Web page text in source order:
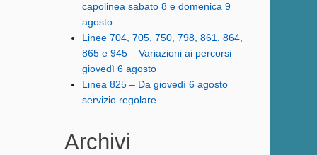
capolinea sabato 8 e domenica 9
agosto
Linee 704, 705, 750, 798, 861, 864,
865 e 945 – Variazioni ai percorsi
giovedì 6 agosto
Linea 825 – Da giovedì 6 agosto
servizio regolare
Archivi